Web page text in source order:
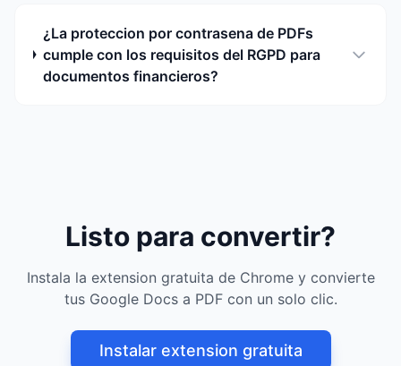
¿La proteccion por contrasena de PDFs
cumple con los requisitos del RGPD para
documentos financieros?
Listo para convertir?
Instala la extension gratuita de Chrome y convierte
tus Google Docs a PDF con un solo clic.
Instalar extension gratuita